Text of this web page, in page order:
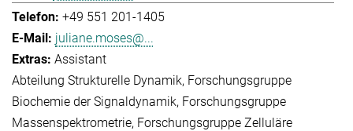
+49 551 201-1405
juliane.moses@...
Assistant
Abteilung Strukturelle Dynamik Forschungsgruppe
Biochemie der Signaldynamik Forschungsgruppe
Massenspektrometrie Forschungsgruppe Zelluläre